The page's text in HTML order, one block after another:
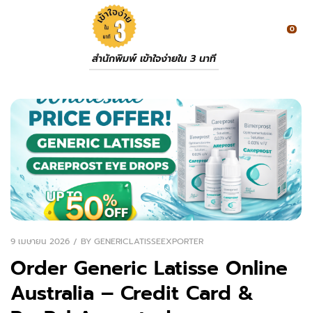
สำนักพิมพ์ เข้าใจง่ายใน 3 นาที
0
9 เมษายน 2026 BY GENERICLATISSEEXPORTER
Order Generic Latisse Online
Australia – Credit Card &